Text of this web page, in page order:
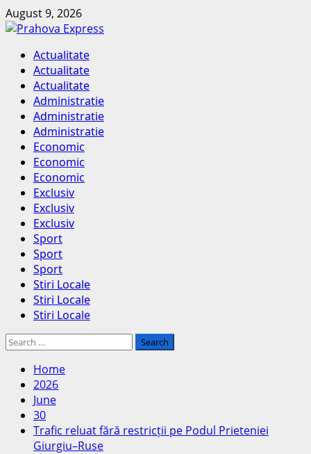
Skip
to
August 9, 2026
Primary
Menu
Actualitate
Actualitate
Actualitate
Administratie
Administratie
Administratie
Economic
Economic
Economic
Exclusiv
Exclusiv
Exclusiv
Sport
Sport
Sport
Stiri Locale
Stiri Locale
Stiri Locale
Search
Home
2026
June
30
Trafic reluat fără restricții pe Podul Prieteniei
Giurgiu–Ruse